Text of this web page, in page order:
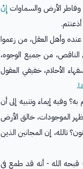
وفاطر الأرض والسماوات إِنْ
وأهل العقل، من زعموا
الناقص، من جميع الوجوه،
الأحلام، خفيفي العقول
.
وفيه إيماء وتنبيه إلى أن
الموجودات، خالق الأرض
تالله، إن المجانين الذين
الله - أنه قد طمع في